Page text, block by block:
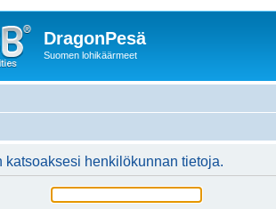
DragonPesä
Suomen lohikäärmeet
katsoaksesi henkilökunnan tietoja.